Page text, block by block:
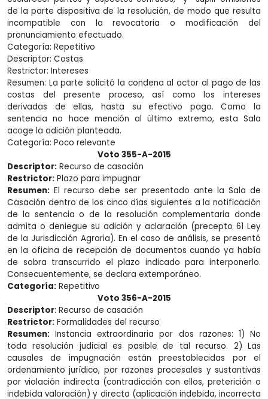
de la parte dispositiva de la resolución, de modo que resulta
incompatible con la revocatoria o modificación del
pronunciamiento efectuado.
Categoría: Repetitivo
Descriptor: Costas
Restrictor: Intereses
Resumen: La parte solicitó la condena al actor al pago de las
costas del presente proceso, así como los intereses
derivadas de ellas, hasta su efectivo pago. Como la
sentencia no hace mención al último extremo, esta Sala
acoge la adición planteada.
Categoría: Poco relevante
Voto 355-A-2015
Descriptor: Recurso de casación
Restrictor: Plazo para impugnar
Resumen: El recurso debe ser presentado ante la Sala de
Casación dentro de los cinco días siguientes a la notificación
de la sentencia o de la resolución complementaria donde
admita o deniegue su adición y aclaración (precepto 61 Ley
de la Jurisdicción Agraria). En el caso de análisis, se presentó
en la oficina de recepción de documentos cuando ya había
de sobra transcurrido el plazo indicado para interponerlo.
Consecuentemente, se declara extemporáneo.
Categoría: Repetitivo
Voto 356-A-2015
Descriptor: Recurso de casación
Restrictor: Formalidades del recurso
Resumen: Instancia extraordinaria por dos razones: 1) No
toda resolución judicial es pasible de tal recurso. 2) Las
causales de impugnación están preestablecidas por el
ordenamiento jurídico, por razones procesales y sustantivas
por violación indirecta (contradicción con ellos, preterición o
indebida valoración) y directa (aplicación indebida, incorrecta